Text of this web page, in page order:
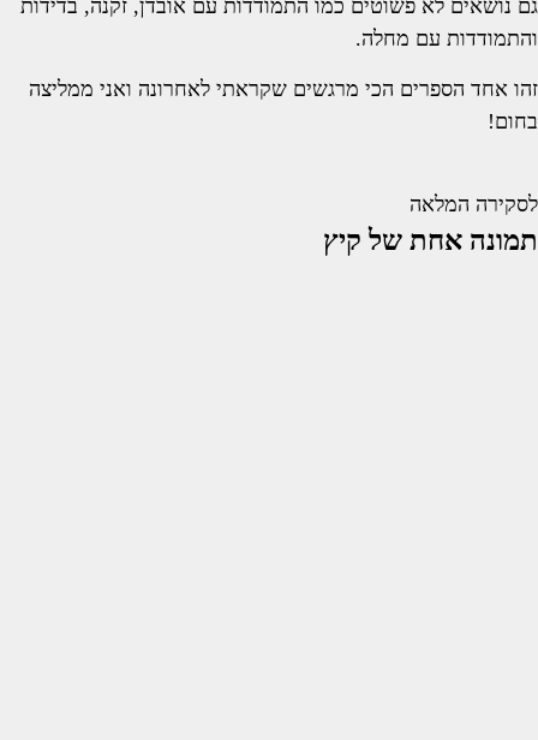
גם נושאים לא פשוטים כמו התמודדות עם אובדן, זקנה, בדידות
והתמודדות עם מחלה.
זהו אחד הספרים הכי מרגשים שקראתי לאחרונה ואני ממליצה
בחום!
לסקירה המלאה
תמונה אחת של קיץ